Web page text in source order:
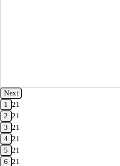
Next
1
21
2
21
3
21
4 21
5
21
6
21